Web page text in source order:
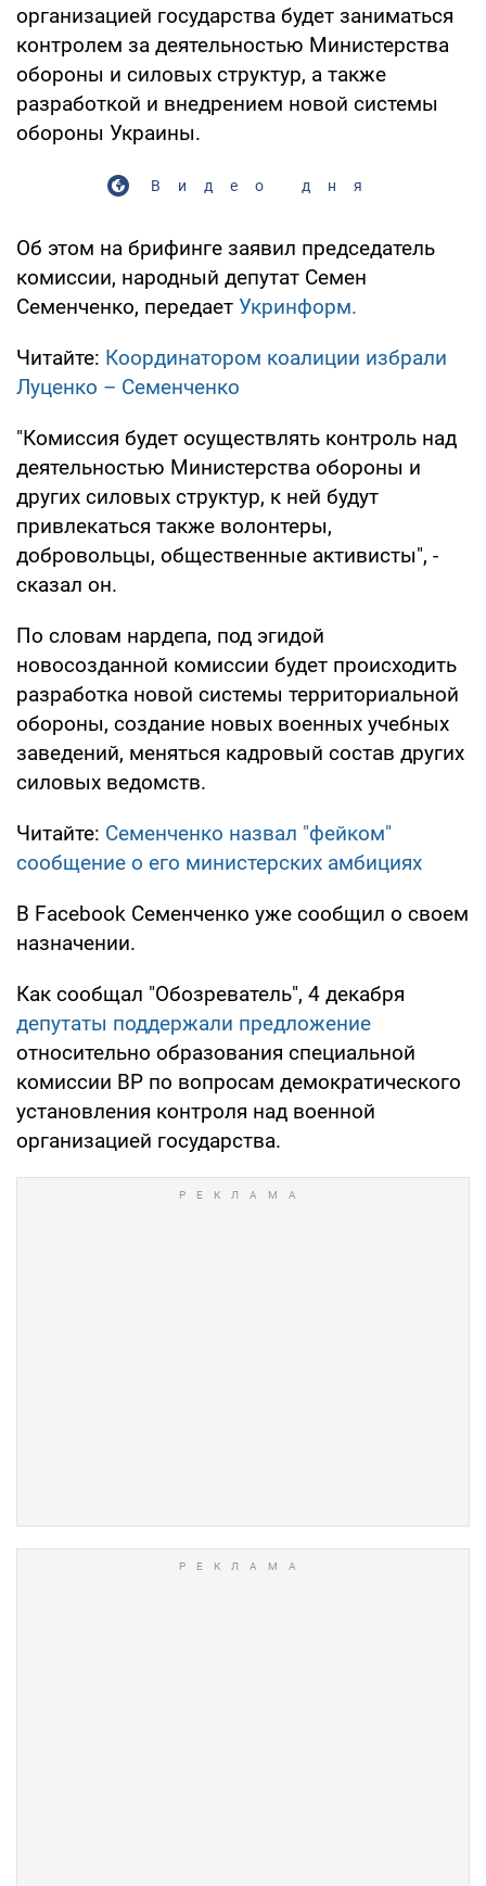
организацией государства будет заниматься
контролем за деятельностью Министерства
обороны и силовых структур, а также
разработкой и внедрением новой системы
обороны Украины.
Видео дня
Об этом на брифинге заявил председатель
комиссии, народный депутат Семен
Семенченко, передает Укринформ.
Читайте: Координатором коалиции избрали
Луценко – Семенченко
"Комиссия будет осуществлять контроль над
деятельностью Министерства обороны и
других силовых структур, к ней будут
привлекаться также волонтеры,
добровольцы, общественные активисты", -
сказал он.
По словам нардепа, под эгидой
новосозданной комиссии будет происходить
разработка новой системы территориальной
обороны, создание новых военных учебных
заведений, меняться кадровый состав других
силовых ведомств.
Читайте: Семенченко назвал "фейком"
сообщение о его министерских амбициях
В Facebook Семенченко уже сообщил о своем
назначении.
Как сообщал "Обозреватель", 4 декабря
депутаты поддержали предложение
относительно образования специальной
комиссии ВР по вопросам демократического
установления контроля над военной
организацией государства.